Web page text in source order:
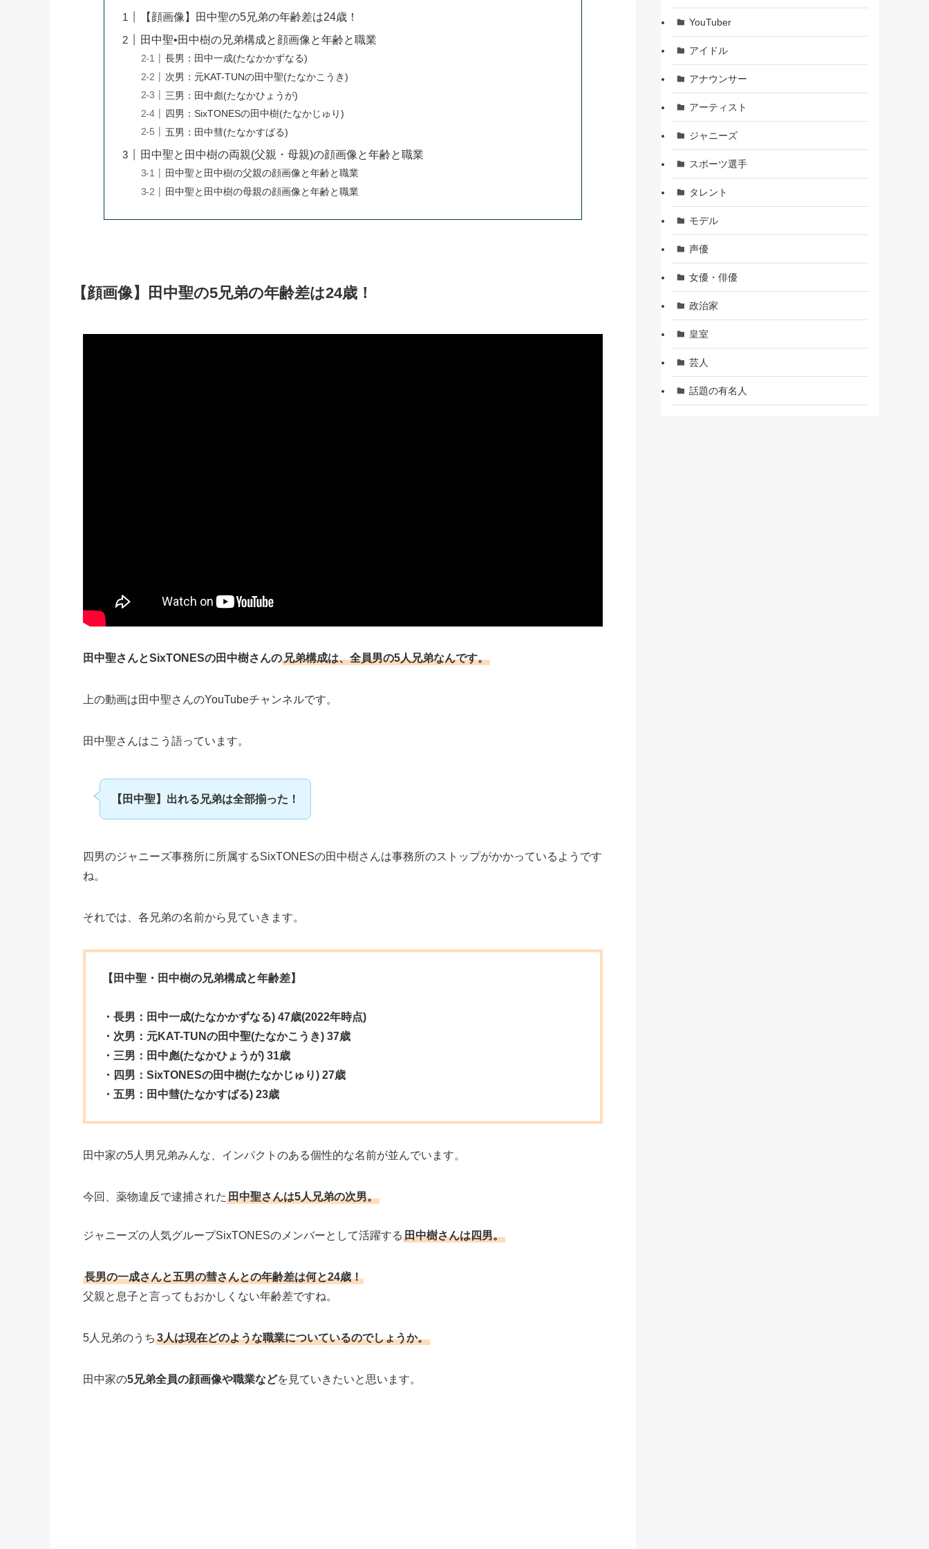
【顔画像】田中聖の5兄弟の年齢差は24歳！
田中聖•田中樹の兄弟構成と顔画像と年齢と職業
長男：田中一成(たなかかずなる)
次男：元KAT-TUNの田中聖(たなかこうき)
三男：田中彪(たなかひょうが)
四男：SixTONESの田中樹(たなかじゅり)
五男：田中彗(たなかすばる)
田中聖と田中樹の両親(父親・母親)の顔画像と年齢と職業
田中聖と田中樹の父親の顔画像と年齢と職業
田中聖と田中樹の母親の顔画像と年齢と職業
【顔画像】田中聖の5兄弟の年齢差は24歳！
田中聖さんとSixTONESの田中樹さんの兄弟構成は、全員男の5人兄弟なんです。
上の動画は田中聖さんのYouTubeチャンネルです。
田中聖さんはこう語っています。
【田中聖】出れる兄弟は全部揃った！
四男のジャニーズ事務所に所属するSixTONESの田中樹さんは事務所のストップがかかっているようです
ね。
それでは、各兄弟の名前から見ていきます。
【田中聖・田中樹の兄弟構成と年齢差】
・長男：田中一成(たなかかずなる) 47歳(2022年時点)
・次男：元KAT-TUNの田中聖(たなかこうき) 37歳
・三男：田中彪(たなかひょうが) 31歳
・四男：SixTONESの田中樹(たなかじゅり) 27歳
・五男：田中彗(たなかすばる) 23歳
田中家の5人男兄弟みんな、インパクトのある個性的な名前が並んでいます。
今回、薬物違反で逮捕された 田中聖さんは5人兄弟の次男。
ジャニーズの人気グループSixTONESのメンバーとして活躍する 田中樹さんは四男。
長男の一成さんと五男の彗さんとの年齢差は何と24歳！
父親と息子と言ってもおかしくない年齢差ですね。
5人兄弟のうち 3人は現在どのような職業についているのでしょうか。
田中家の5兄弟全員の顔画像や職業などを見ていきたいと思います。
YouTuber
アイドル
アナウンサー
アーティスト
ジャニーズ
スポーツ選手
タレント
モデル
声優
女優・俳優
政治家
皇室
芸人
話題の有名人